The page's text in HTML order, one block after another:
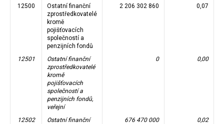
12500
Ostatní finanční
zprostředkovatelé
kromě
pojišťovacích
společností a
penzijních fondů
2 206 302 860 0,07
12501
Ostatní finanční
zprostředkovatelé
kromě
pojišťovacích
společností a
penzijních fondů,
veřejní
0 0,00
12502
Ostatní finanční
676 470 000 0,02